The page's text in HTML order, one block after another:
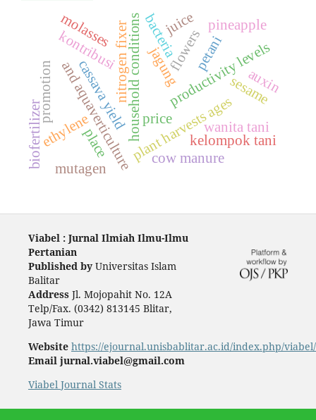
household conditions productivity levels
and aquaverticulture
cassava yieldplant harvests ages
jagung
kelompok tani
petani
sesame
cow manure
flowers
ethylene
pineapple
bacteria
nitrogen fixer
biofertilizer
kontribusi
wanita tani
price
place
promotion
molasses
auxin
mutagen
juice
Viabel : Jurnal Ilmiah Ilmu-Ilmu
Pertanian
Published byUniversitas Islam
Balitar
Address Jl. Mojopahit No. 12A
Telp/Fax. (0342) 813145 Blitar,
Jawa Timur
Website https://ejournal.unisbablitar.ac.id/index.php/
Email jurnal.viabel@gmail.com
Viabel Journal Stats